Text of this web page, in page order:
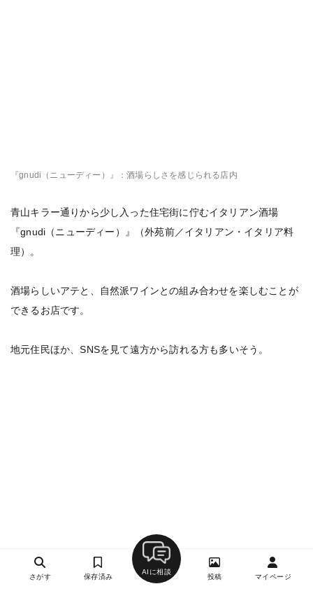
『gnudi（ニューディー）』：酒場らしさを感じられる店内
青山キラー通りから少し入った住宅街に佇むイタリアン酒場
『gnudi（ニューディー）』（外苑前／イタリアン・イタリア料
理）。
酒場らしいアテと、自然派ワインとの組み合わせを楽しむことが
できるお店です。
地元住民ほか、SNSを見て遠方から訪れる方も多いそう。
さがす 保存済み
AIに相談
投稿 マイページ